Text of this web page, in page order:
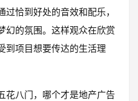
恰到好处的音效和配乐，
幻的氛围。这样观众在欣赏
到项目想要传达的生活理
花八门，哪个才是地产广告